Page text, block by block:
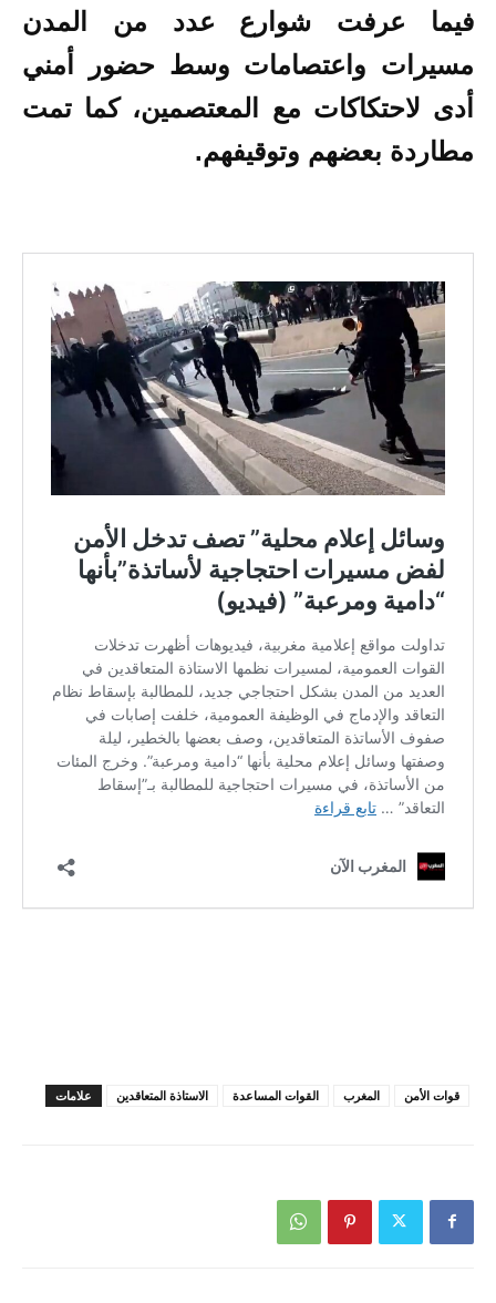
فيما عرفت شوارع عدد من المدن
مسيرات واعتصامات وسط حضور أمني
أدى لاحتكاكات مع المعتصمين، كما تمت
مطاردة بعضهم وتوقيفهم.
علامات الاستاذة المتعاقدين القوات المساعدة المغرب قوات الأمن